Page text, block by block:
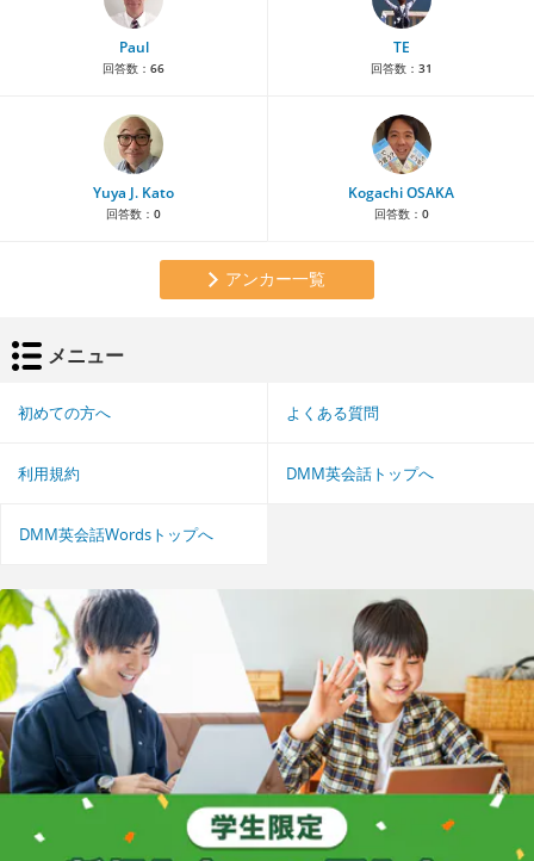
Paul
回答数： 66
TE
回答数： 31
Yuya J. Kato
回答数： 0
Kogachi OSAKA
回答数： 0
アンカー一覧
メニュー
初めての方へ よくある質問
利用規約 DMM英会話トップへ
DMM英会話Wordsトップへ